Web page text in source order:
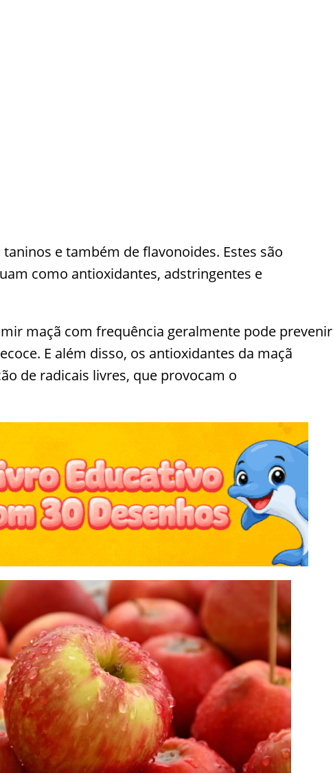
e também de flavonoides. Estes são
como antioxidantes, adstringentes e
maçã com frequência geralmente pode prevenir
E além disso, os antioxidantes da maçã
de radicais livres, que provocam o